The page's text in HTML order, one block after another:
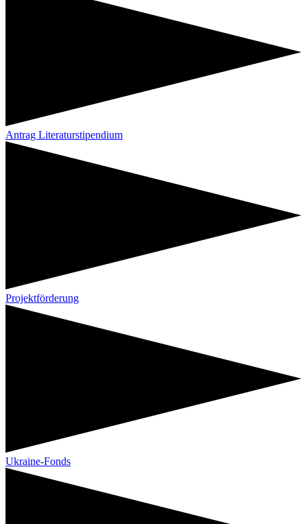
Antrag Literaturstipendium
Projektförderung
Ukraine-Fonds